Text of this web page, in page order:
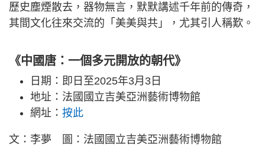
歷史塵煙散去，器物無言，默默講述千年前的傳奇，
其間文化往來交流的「美美與共」，尤其引人稱歎。
《中國唐：一個多元開放的朝代》
日期：即日至2025年3月3日
地址：法國國立吉美亞洲藝術博物館
網址： 按此
文：李夢 圖：法國國立吉美亞洲藝術博物館